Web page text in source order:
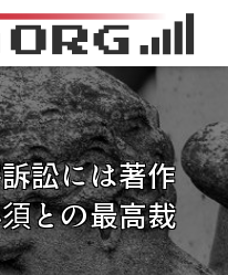
訟には著作
との最高裁